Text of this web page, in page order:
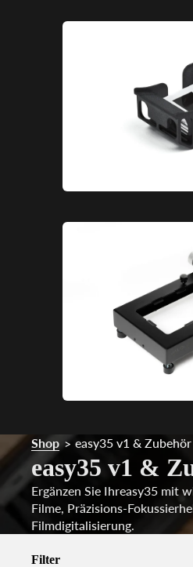
Shop > easy35 v1 & Zubehör
easy35 v1 &
Ergänzen Sie Ihreasy35 mit
Filme, Präzisions-
Filmdigitalisierung.
Filter